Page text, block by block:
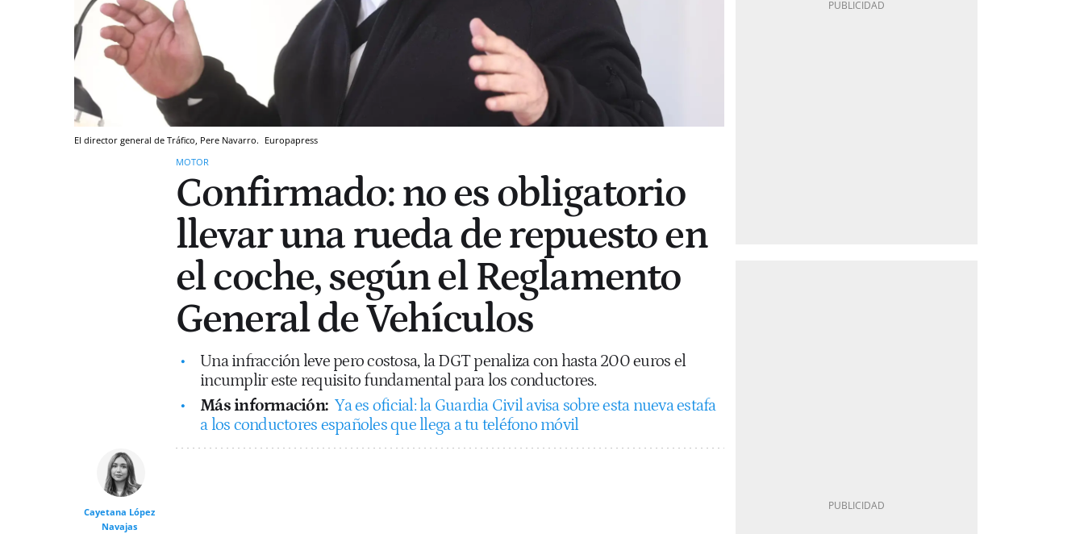
El director general de Tráfico, Pere Navarro. Europapress
MOTOR
Confirmado: no es obligatorio
llevar una rueda de repuesto en
el coche, según el Reglamento
General de Vehículos
Una infracción leve pero costosa, la DGT penaliza con hasta 200 euros el
incumplir este requisito fundamental para los conductores.
Más información: Ya es oficial: la Guardia Civil avisa sobre esta nueva estafa
a los conductores españoles que llega a tu teléfono móvil
Cayetana López
Navajas